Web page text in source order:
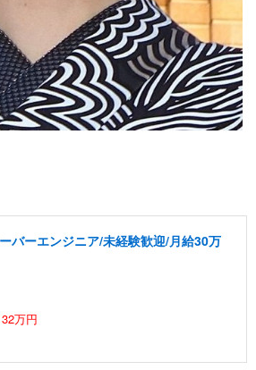
バーエンジニア/未経験歓迎/月給30万
万円